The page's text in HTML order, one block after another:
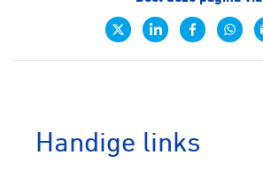
Handige links